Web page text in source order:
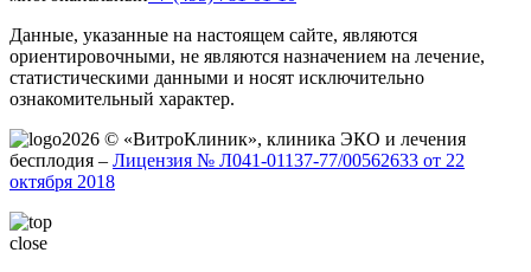
Данные, указанные на настоящем сайте, являются
ориентировочными, не являются назначением на лечение,
статистическими данными и носят исключительно
ознакомительный характер.
2026 © «ВитроКлиник», клиника ЭКО и лечения
бесплодия – Лицензия № Л041-01137-77/00562633 от 22
октября 2018
close